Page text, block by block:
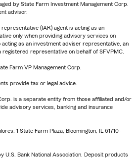
by State Farm Investment Management Corp.
advisor.
(IAR) agent is acting as an
only when providing advisory services on
acting as an investment adviser representative, an
registered representative on behalf of SFVPMC.
Farm VP Management Corp.
provide tax or legal advice.
is a separate entity from those affiliated and/or
advisory services, banking and insurance
1 State Farm Plaza, Bloomington, IL 61710-
U.S. Bank National Association. Deposit products